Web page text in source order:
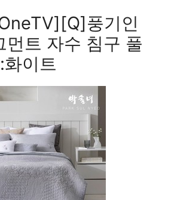
풍기인
먼트 자수 침구 풀
이트